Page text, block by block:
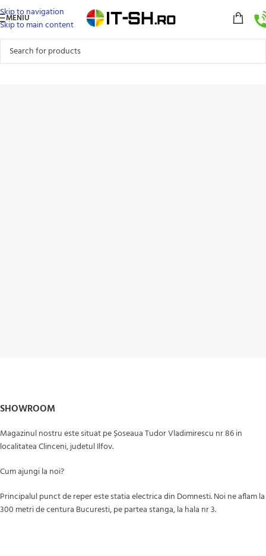
Skip to navigation
Skip to main content
MENIU
SHOWROOM
Magazinul nostru este situat pe Șoseaua Tudor Vladimirescu nr 86 in
localitatea Clinceni, judetul Ilfov.
Cum ajungi la noi?
Principalul punct de reper este statia electrica din Domnesti. Noi ne aflam la
300 metri de centura Bucuresti, pe partea stanga, la hala nr 3.